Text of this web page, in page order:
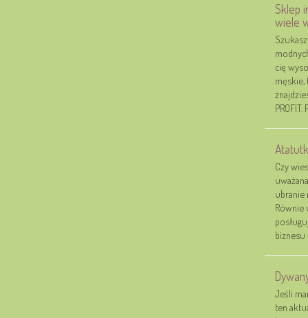
Sklep
wiele
cię
męskie,
Czy
ubranie
Równie
biznesu
Jeśli
ten